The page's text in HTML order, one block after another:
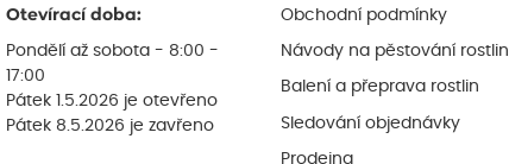
Otevírací doba:
Pondělí až sobota - 8:00 -
17:00
Pátek 1.5.2026 je otevřeno
Pátek 8.5.2026 je zavřeno
Obchodní podmínky
Návody na pěstování rostlin
Balení a přeprava rostlin
Sledování objednávky
Prodejna